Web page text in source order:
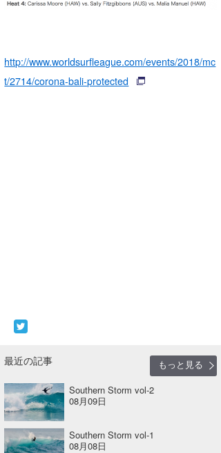
http://www.worldsurfleague.com/events/2018/mc
t/2714/corona-bali-protected
最近の記事
もっと見る
Southern Storm vol-2
08月09日
Southern Storm vol-1
08月08日